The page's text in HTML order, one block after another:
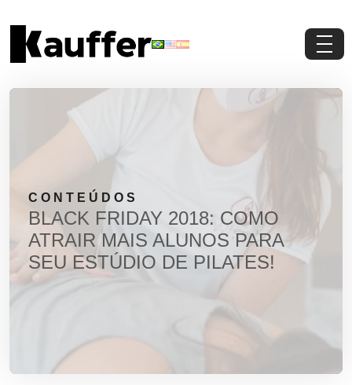
Materiais Gratuitos
CONTEÚDOS
BLACK FRIDAY 2018: COMO
ATRAIR MAIS ALUNOS PARA
SEU ESTÚDIO DE PILATES!